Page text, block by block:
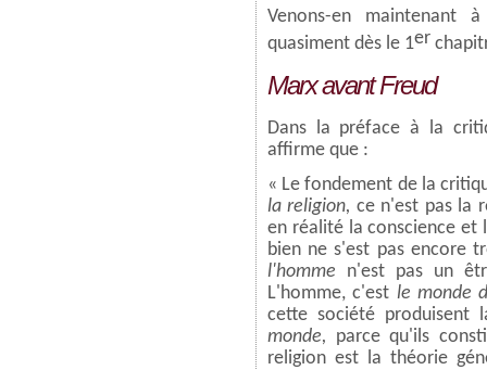
Venons-en maintenant
quasiment dès le 1er
Marx avant Freud
Dans la préface à la
affirme que :
« Le fondement de la
la religion, ce n'est pas la
en réalité la conscience et
bien ne s'est pas encore
l'homme n'est pas un
L'homme, c'est le monde
cette société produisent
monde, parce qu'ils
religion est la théorie